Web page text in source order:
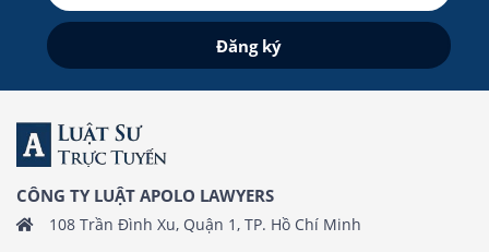
CÔNG TY LUẬT APOLO LAWYERS
108 Trần Đình Xu, Quận 1, TP. Hồ Chí Minh